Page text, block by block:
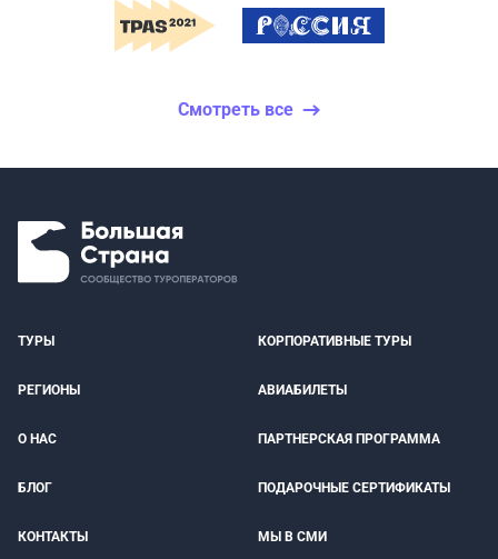
Смотреть все
ТУРЫ КОРПОРАТИВНЫЕ ТУРЫ
РЕГИОНЫ АВИАБИЛЕТЫ
О НАС ПАРТНЕРСКАЯ ПРОГРАММА
БЛОГ ПОДАРОЧНЫЕ СЕРТИФИКАТЫ
КОНТАКТЫ МЫ В СМИ